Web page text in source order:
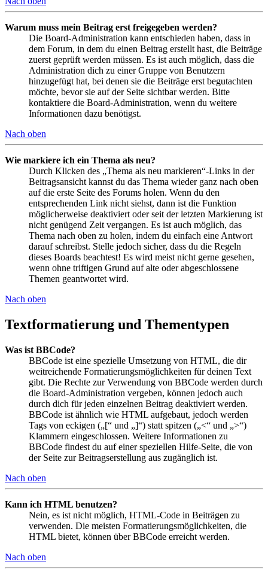
Warum muss mein Beitrag erst freigegeben werden?
Die Board-Administration kann entschieden haben, dass in
dem Forum, in dem du einen Beitrag erstellt hast, die Beiträge
zuerst geprüft werden müssen. Es ist auch möglich, dass die
Administration dich zu einer Gruppe von Benutzern
hinzugefügt hat, bei denen sie die Beiträge erst begutachten
möchte, bevor sie auf der Seite sichtbar werden. Bitte
kontaktiere die Board-Administration, wenn du weitere
Informationen dazu benötigst.
Nach oben
Wie markiere ich ein Thema als neu?
Durch Klicken des „Thema als neu markieren“-Links in der
Beitragsansicht kannst du das Thema wieder ganz nach oben
auf die erste Seite des Forums holen. Wenn du den
entsprechenden Link nicht siehst, dann ist die Funktion
möglicherweise deaktiviert oder seit der letzten Markierung ist
nicht genügend Zeit vergangen. Es ist auch möglich, das
Thema nach oben zu holen, indem du einfach eine Antwort
darauf schreibst. Stelle jedoch sicher, dass du die Regeln
dieses Boards beachtest! Es wird meist nicht gerne gesehen,
wenn ohne triftigen Grund auf alte oder abgeschlossene
Themen geantwortet wird.
Nach oben
Textformatierung und Thementypen
Was ist BBCode?
BBCode ist eine spezielle Umsetzung von HTML, die dir
weitreichende Formatierungsmöglichkeiten für deinen Text
gibt. Die Rechte zur Verwendung von BBCode werden durch
die Board-Administration vergeben, können jedoch auch
durch dich für jeden einzelnen Beitrag deaktiviert werden.
BBCode ist ähnlich wie HTML aufgebaut, jedoch werden
Tags von eckigen („[“ und „]“) statt spitzen („<“ und „>“)
Klammern eingeschlossen. Weitere Informationen zu
BBCode findest du auf einer speziellen Hilfe-Seite, die von
der Seite zur Beitragserstellung aus zugänglich ist.
Nach oben
Kann ich HTML benutzen?
Nein, es ist nicht möglich, HTML-Code in Beiträgen zu
verwenden. Die meisten Formatierungsmöglichkeiten, die
HTML bietet, können über BBCode erreicht werden.
Nach oben